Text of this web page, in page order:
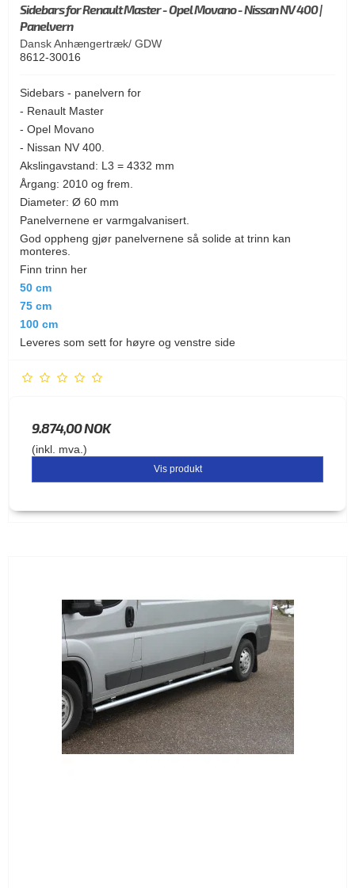
Sidebars for Renault Master - Opel Movano - Nissan NV 400 |
Panelvern
Dansk Anhængertræk/ GDW
8612-30016
Sidebars - panelvern for
- Renault Master
- Opel Movano
- Nissan NV 400.
Akslingavstand: L3 = 4332 mm
Årgang: 2010 og frem.
Diameter: Ø 60 mm
Panelvernene er varmgalvanisert.
God oppheng gjør panelvernene så solide at trinn kan
monteres.
Finn trinn her
50 cm
75 cm
100 cm
Leveres som sett for høyre og venstre side
9.874,00 NOK
(inkl. mva.)
Vis produkt